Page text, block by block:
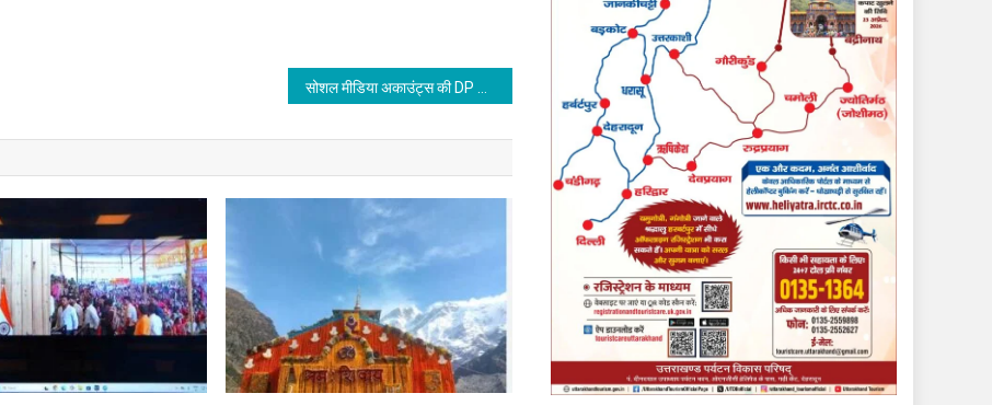
सोशल मीडिया अकाउंट्स की DP पर राष्ट्रीय खेलों का लोगो लगाए जाने का मुख्यमंत्री ने किया आग्रह